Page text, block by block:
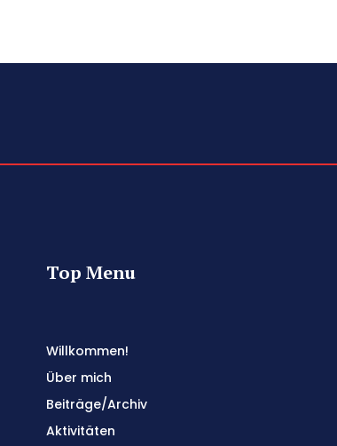
Top Menu
Willkommen!
Über mich
Beiträge/Archiv
Aktivitäten